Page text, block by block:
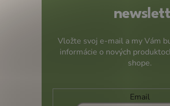
Vložte svoj e-mail a my Vám
informácie o nových
shope.
Email